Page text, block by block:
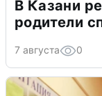
В Казани
родители
7 августа 0